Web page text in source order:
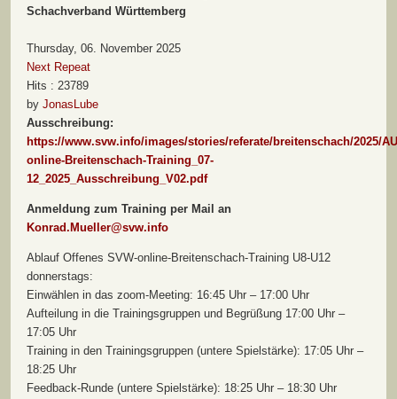
Schachverband Württemberg
Thursday, 06. November 2025
Next Repeat
Hits : 23789
by JonasLube
Ausschreibung:
https://www.svw.info/images/stories/referate/breitenschach/2025/
online-Breitenschach-Training_07-
12_2025_Ausschreibung_V02.pdf
Anmeldung zum Training per Mail an
Konrad.Mueller@svw.info
Ablauf Offenes SVW-online-Breitenschach-Training U8-U12
donnerstags:
Einwählen in das zoom-Meeting: 16:45 Uhr – 17:00 Uhr
Aufteilung in die Trainingsgruppen und Begrüßung 17:00 Uhr –
17:05 Uhr
Training in den Trainingsgruppen (untere Spielstärke): 17:05 Uhr –
18:25 Uhr
Feedback-Runde (untere Spielstärke): 18:25 Uhr – 18:30 Uhr